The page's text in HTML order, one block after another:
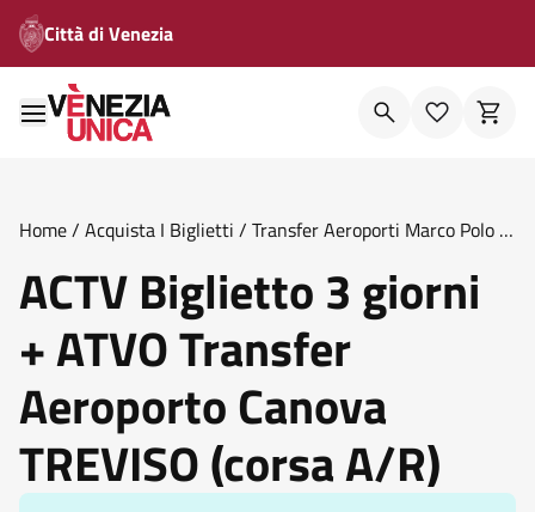
Città di Venezia
Home/ Acquista I Biglietti / Transfer Aeroporti Marco Polo E
Canova Treviso Corsa A R
ACTV Biglietto 3 giorni
+ ATVO Transfer
Aeroporto Canova
TREVISO (corsa A/R)